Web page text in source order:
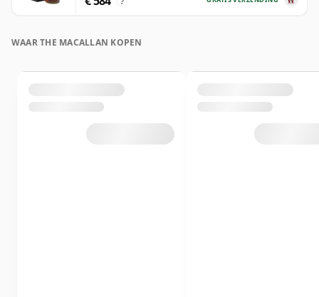
WAAR THE MACALLAN KOPEN